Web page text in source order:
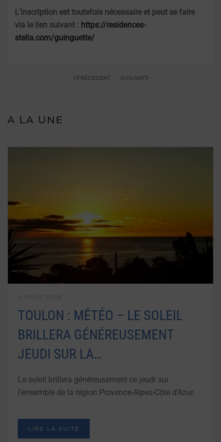
L’inscription est toutefois nécessaire et peut se faire
via le lien suivant : https://residences-
stella.com/guinguette/
PRÉCÉDENT SUIVANT
A LA UNE
TOULON : MÉTÉO – LE SOLEIL
BRILLERA GÉNÉREUSEMENT
JEUDI SUR LA…
Le soleil brillera généreusement ce jeudi sur
l’ensemble de la région Provence-Alpes-Côte d’Azur.
LIRE LA SUITE